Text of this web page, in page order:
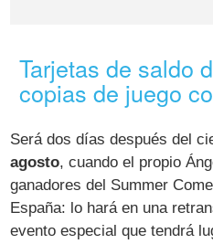
Tarjetas de saldo
copias de juego
Será dos días después del
agosto, cuando el propio
ganadores del Summer
España: lo hará en una
evento especial que tendrá